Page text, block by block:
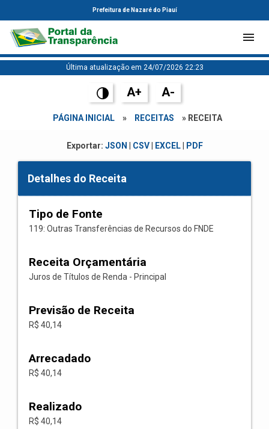
Prefeitura de Nazaré do Piauí
Última atualização em 24/07/2026 22:23
A+ A-
PÁGINA INICIAL » RECEITAS » RECEITA
Exportar: JSON CSV| EXCEL| PDF
Detalhes do Receita
Tipo de Fonte
119: Outras Transferências de Recursos do FNDE
Receita Orçamentária
Juros de Títulos de Renda - Principal
Previsão de Receita
R$ 40,14
Arrecadado
R$ 40,14
Realizado
R$ 40,14